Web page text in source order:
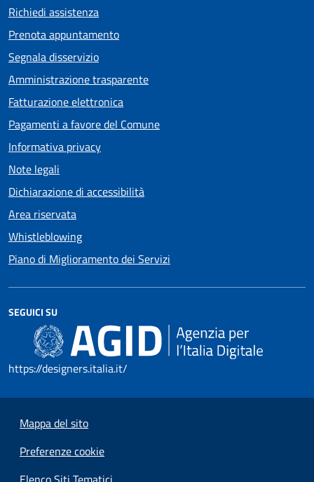
Richiedi assistenza
Prenota appuntamento
Segnala disservizio
Amministrazione trasparente
Fatturazione elettronica
Pagamenti a favore del Comune
Informativa privacy
Note legali
Dichiarazione di accessibilità
Area riservata
Whistleblowing
Piano di Miglioramento dei Servizi
SEGUICI SU
https://designers.italia.it/
Mappa del sito
Preferenze cookie